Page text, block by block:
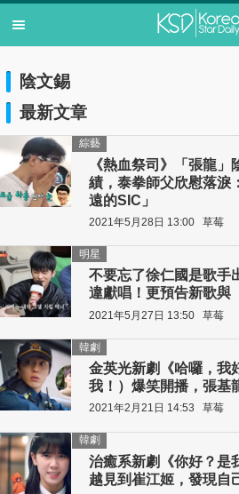
陰文錫
最新文章
《熱血祭司》「張龍
績，泰拳師父欣慰落淚
遠的SIC」
綜藝
2021年5月28日 13:00 草莓
不要忘了徐仁國是歌手
違獻唱！更預告新歌與
明星
2021年5月27日 13:50 草莓
金英光新劇《哈囉，我
我！）爆笑開播，張基
韓劇
2021年2月21日 14:53 草莓
治癒系新劇《你好？是
越見到崔江姬，發現自
韓劇